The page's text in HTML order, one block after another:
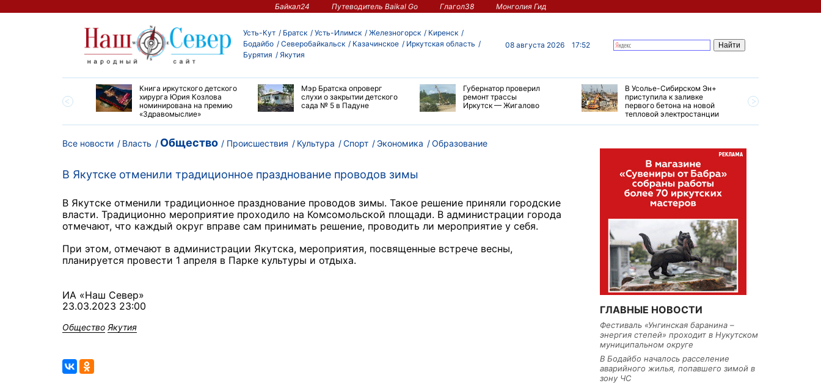
Байкал24 Путеводитель Baikal Go Глагол38 Монголия Гид
Усть-Кут Братск Усть-Илимск Железногорск
Киренск
Бодайбо
Северобайкальск Казачинское
Иркутская область
Бурятия
Якутия
08 августа 2026 17:52
большой эстафеты
Книга иркутского детского
хирурга Юрия Козлова
номинирована на премию
«Здравомыслие»
Мэр Братска опроверг
слухи о закрытии детского
сада № 5 в Падуне
Губернатор проверил
ремонт трассы
Иркутск — Жигалово
В Усолье-Сибирском Эн+
приступила к заливке
первого бетона на новой
тепловой электростанции
Все новости Власть Общество Происшествия Культура Спорт Экономика Образование
В Якутске отменили традиционное празднование проводов зимы
В Якутске отменили традиционное празднование проводов зимы. Такое решение приняли городские
власти. Традиционно мероприятие проходило на Комсомольской площади. В администрации города
отмечают, что каждый округ вправе сам принимать решение, проводить ли мероприятие у себя.
При этом, отмечают в администрации Якутска, мероприятия, посвященные встрече весны,
планируется провести 1 апреля в Парке культуры и отдыха.
ИА «Наш Север»
23.03.2023 23:00
Общество Якутия
ГЛАВНЫЕ НОВОСТИ
Фестиваль «Унгинская баранина –
энергия степей» проходит в Нукутском
муниципальном округе
В Бодайбо началось расселение
аварийного жилья, попавшего зимой в
зону ЧС